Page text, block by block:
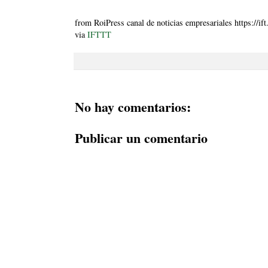
from RoiPress canal de noticias empresariales https://
viaIFTTT
No hay comentarios:
Publicar un comentario